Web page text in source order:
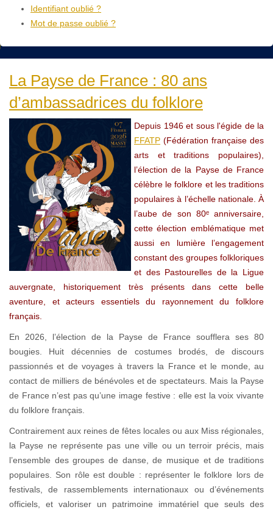
Identifiant oublié ?
Mot de passe oublié ?
La Payse de France : 80 ans
d’ambassadrices du folklore
Depuis 1946 et sous l'égide de la
FFATP (Fédération française des
arts et traditions populaires),
l’élection de la Payse de France
célèbre le folklore et les traditions
populaires à l’échelle nationale. À
l’aube de son 80ᵉ anniversaire,
cette élection emblématique met
aussi en lumière l’engagement
constant des groupes folkloriques
et des Pastourelles de la Ligue
auvergnate, historiquement très présents dans cette belle
aventure, et acteurs essentiels du rayonnement du folklore
français.
En 2026, l’élection de la Payse de France soufflera ses 80
bougies. Huit décennies de costumes brodés, de discours
passionnés et de voyages à travers la France et le monde, au
contact de milliers de bénévoles et de spectateurs. Mais la Payse
de France n’est pas qu’une image festive : elle est la voix vivante
du folklore français.
Contrairement aux reines de fêtes locales ou aux Miss régionales,
la Payse ne représente pas une ville ou un terroir précis, mais
l’ensemble des groupes de danse, de musique et de traditions
populaires. Son rôle est double : représenter le folklore lors de
festivals, de rassemblements internationaux ou d’événements
officiels, et valoriser un patrimoine immatériel que seuls des